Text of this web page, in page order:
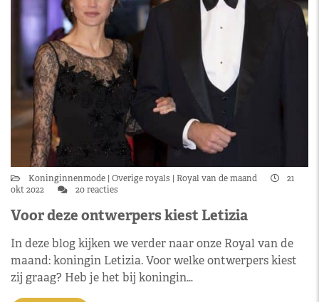
Koninginnenmode Overige royals Royal van de maand
21
okt 2022
20 reacties
Voor deze ontwerpers kiest Letizia
In deze blog kijken we verder naar onze Royal van de
maand: koningin Letizia. Voor welke ontwerpers kiest
zij graag? Heb je het bij koningin…